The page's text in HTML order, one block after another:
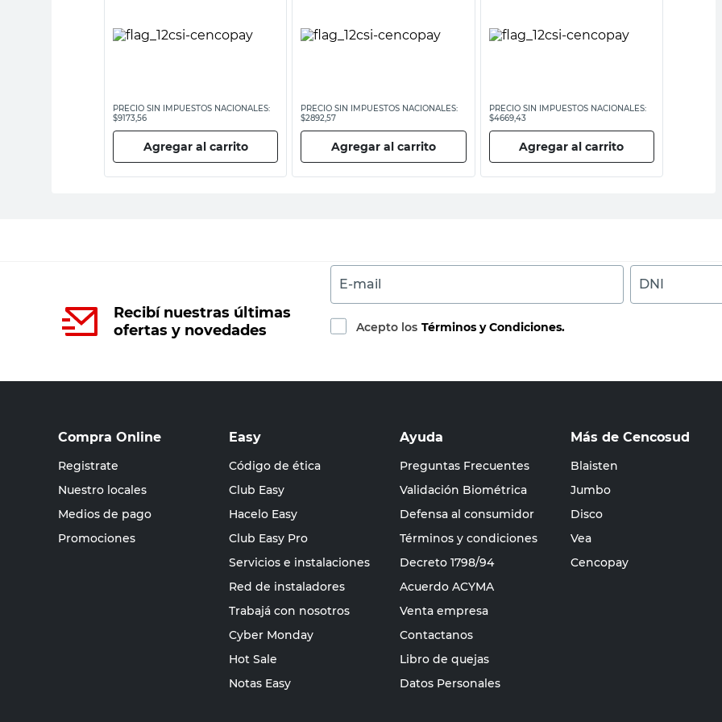
PRECIO SIN IMPUESTOS NACIONALES:
$9173,56
Agregar al carrito
PRECIO SIN IMPUESTOS NACIONALES:
$2892,57
Agregar al carrito
PRECIO SIN IMPUESTOS NACIONALES:
$4669,43
Agregar al carrito
Recibí nuestras últimas
ofertas y novedades
E-mail DNI
Acepto los Términos y Condiciones.
Compra Online
Registrate
Nuestro locales
Medios de pago
Promociones
Easy
Código de ética
Club Easy
Hacelo Easy
Club Easy Pro
Servicios e instalaciones
Red de instaladores
Trabajá con nosotros
Cyber Monday
Hot Sale
Notas Easy
Ayuda
Preguntas Frecuentes
Validación Biométrica
Defensa al consumidor
Términos y condiciones
Decreto 1798/94
Acuerdo ACYMA
Venta empresa
Contactanos
Libro de quejas
Datos Personales
Más de Cencosud
Blaisten
Jumbo
Disco
Vea
Cencopay